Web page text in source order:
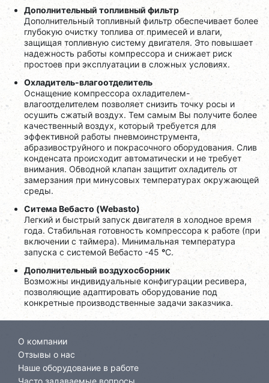
Дополнительный топливный фильтр
Дополнительный топливный фильтр обеспечивает более
глубокую очистку топлива от примесей и влаги,
защищая топливную систему двигателя. Это повышает
надежность работы компрессора и снижает риск
простоев при эксплуатации в сложных условиях.
Охладитель-влагоотделитель
Оснащение компрессора охладителем-
влагоотделителем позволяет снизить точку росы и
осушить сжатый воздух. Тем самым Вы получите более
качественный воздух, который требуется для
эффективной работы пневмоинструмента,
абразивоструйного и покрасочного оборудования. Слив
конденсата происходит автоматически и не требует
внимания. Обводной клапан защитит охладитель от
замерзания при минусовых температурах окружающей
среды.
Ситема Вебасто (Webasto)
Легкий и быстрый запуск двигателя в холодное время
года. Стабильная готовность компрессора к работе (при
включении с таймера). Минимальная температура
запуска с системой Вебасто -45 °C.
Дополнительный воздухосборник
Возможны индивидуальные конфигурации ресивера,
позволяющие адаптировать оборудование под
конкретные производственные задачи заказчика.
О компании
Отзывы о нас
Наше оборудование в работе
Часто задаваемые вопросы